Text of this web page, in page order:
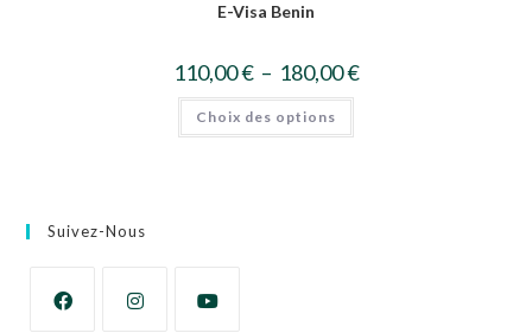
E-Visa Benin
110,00€ – 180,00€
Choix des options
Suivez-Nous